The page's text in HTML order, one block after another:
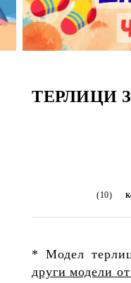
ТЕРЛИЦИ
(10)
* Модел
други модели